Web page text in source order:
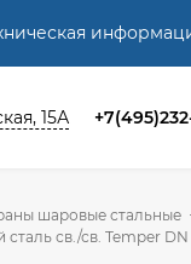
15А
шаровые стальные
св./св. Temper